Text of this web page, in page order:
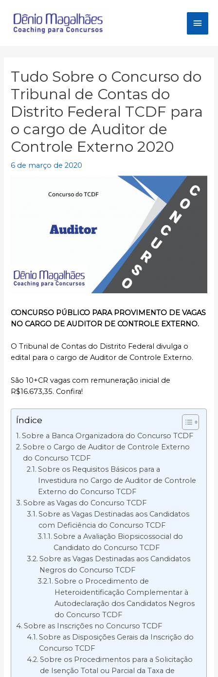
para
Tudo Sobre o Concurso do
Tribunal de Contas do
Distrito Federal TCDF para
o cargo de Auditor de
Controle Externo 2020
6 de março de 2020
CONCURSO PÚBLICO PARA PROVIMENTO DE VAGAS
NO CARGO DE AUDITOR DE CONTROLE EXTERNO.
O Tribunal de Contas do Distrito Federal divulga o
edital para o cargo de Auditor de Controle Externo.
São 10+CR vagas com remuneração inicial de
R$16.673,35. Confira!
Índice
Sobre a Banca Organizadora do Concurso TCDF
Sobre o Cargo de Auditor de Controle Externo
do Concurso TCDF
Sobre os Requisitos Básicos para a
Investidura no Cargo de Auditor de Controle
Externo do Concurso TCDF
Sobre as Vagas do Concurso TCDF
Sobre as Vagas Destinadas aos Candidatos
com Deficiência do Concurso TCDF
Sobre a Avaliação Biopsicossocial do
Candidato do Concurso TCDF
Sobre as Vagas Destinadas aos Candidatos
Negros do Concurso TCDF
Sobre o Procedimento de
Heteroidentificação Complementar à
Autodeclaração dos Candidatos Negros
do Concurso TCDF
Sobre as Inscrições no Concurso TCDF
Sobre as Disposições Gerais da Inscrição do
Concurso TCDF
Sobre os Procedimentos para a Solicitação
de Isenção Total ou Parcial da Taxa de